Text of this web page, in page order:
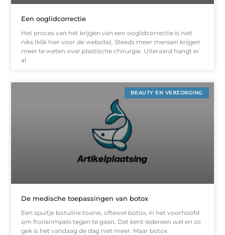
Een ooglidcorrectie
Het proces van het krijgen van een ooglidcorrectie is niet
niks (klik hier voor de website). Steeds meer mensen krijgen
meer te weten over plastische chirurgie. Uiteraard hangt er
al
BEAUTY EN VERZORGING
De medische toepassingen van botox
Een spuitje botuline toxine, oftewel botox, in het voorhoofd
om fronsrimpels tegen te gaan. Dat kent iedereen wel en zo
gek is het vandaag de dag niet meer. Maar botox